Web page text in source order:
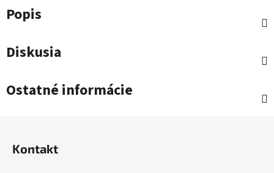
Popis
Diskusia
Ostatné informácie
Kontakt